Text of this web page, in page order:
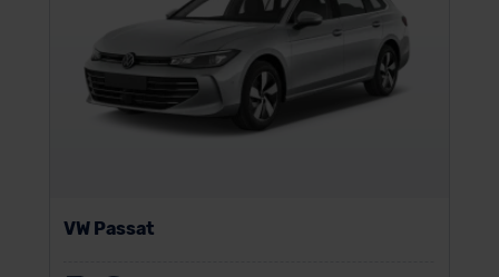
der EU erfolgt, erfolgt dies ausschließlich auf der
Grundlage eines Angemessenheitsbeschlusses der EU-
Kommission (Art. 45 Abs. 1 DSGVO), von
Standarddatenschutzklauseln (Art. 46 Abs. 2 lit. c
DSGVO) oder wenn Sie hierzu Ihre Einwilligung freiwillig
datenschutz@meinauto.de anfordern.
VW Passat